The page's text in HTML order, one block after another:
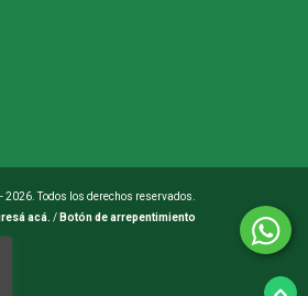
Todos los derechos reservados.
acá. / Botón de arrepentimiento